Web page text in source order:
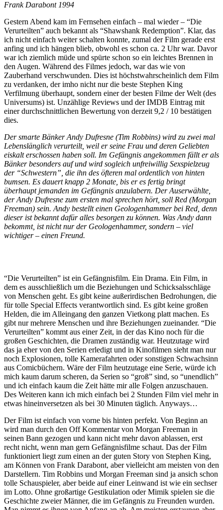
Frank Darabont 1994
Gestern Abend kam im Fernsehen einfach – mal wieder – “Die
Verurteilten” auch bekannt als “Shawshank Redemption”. Klar, das
ich nicht einfach weiter schalten konnte, zumal der Film gerade erst
anfing und ich hängen blieb, obwohl es schon ca. 2 Uhr war. Davor
war ich ziemlich müde und spürte schon so ein leichtes Brennen in
den Augen. Während des Filmes jedoch, war das wie von
Zauberhand verschwunden. Dies ist höchstwahrscheinlich dem Film
zu verdanken, der imho nicht nur die beste Stephen King
Verfilmung überhaupt, sondern einer der besten Filme der Welt (des
Universums) ist. Unzählige Reviews und der IMDB Eintrag mit
einer durchschnittlichen Bewertung von derzeit 9,2 / 10 bestätigen
dies.
Der smarte Bänker Andy Dufresne (Tim Robbins) wird zu zwei mal
Lebenslänglich verurteilt, weil er seine Frau und deren Geliebten
eiskalt erschossen haben soll. Im Gefängnis angekommen fällt er als
Bänker besonders auf und wird sogleich unfreiwillig Sexspielzeug
der “Schwestern”, die ihn des öfteren mal ordentlich von hinten
bumsen. Es dauert knapp 2 Monate, bis er es fertig bringt
überhaupt jemanden im Gefängnis anzulabern. Der Auserwählte,
der Andy Dufresne zum ersten mal sprechen hört, soll Red (Morgan
Freeman) sein. Andy bestellt einen Geologenhammer bei Red, denn
dieser ist bekannt dafür alles besorgen zu können. Was Andy dann
bekommt, ist nicht nur der Geologenhammer, sondern – viel
wichtiger – einen Freund.
“Die Verurteilten” ist ein Gefängnisfilm. Ein Drama. Ein Film, in
dem es ausschließlich um die Beziehungen und Schicksalsschläge
von Menschen geht. Es gibt keine außerirdischen Bedrohungen, die
für tolle Special Effects verantwortlich sind. Es gibt keine großen
Helden, die im Alleingang den ganzen Vietkong platt machen. Es
gibt nur mehrere Menschen und ihre Beziehungen zueinander. “Die
Verurteilten” kommt aus einer Zeit, in der das Kino noch für die
großen Geschichten, die Dramen zuständig war. Heutzutage wird
das ja eher von den Serien erledigt und in Kinofilmen sieht man nur
noch Explosionen, tolle Kamerafahrten oder sonstigen Schwachsinn
aus Comicbüchern. Wäre der Film heutzutage eine Serie, würde ich
mich kaum darum scheren, da Serien so “groß” sind, so “unendlich”
und ich einfach kaum die Zeit hätte mir alle Folgen anzuschauen.
Des Weiteren kann ich mich einfach bei 2 Stunden Film viel mehr in
etwas hineinversetzen als bei 30 Minuten täglich. Anyways…
Der Film ist einfach von vorne bis hinten perfekt. Von Beginn an
wird man durch den Off Kommentar von Morgan Freeman in
seinen Bann gezogen und kann nicht mehr davon ablassen, erst
recht nicht, wenn man gern Gefängnisfilme schaut. Das der Film
funktioniert liegt zum einen an der guten Story von Stephen King,
am Können von Frank Darabont, aber vielleicht am meisten von den
Darstellern. Tim Robbins und Morgan Freeman sind ja ansich schon
tolle Schauspieler, aber beide auf einer Leinwand ist wie ein sechser
im Lotto. Ohne großartige Gestikulation oder Mimik spielen sie die
Geschichte zweier Männer, die im Gefängnis zu Freunden wurden.